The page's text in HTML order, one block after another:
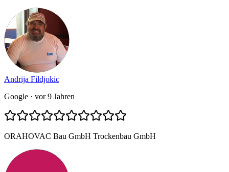
Andrija Fildjokic
Google · vor 9 Jahren
ORAHOVAC Bau GmbH Trockenbau GmbH